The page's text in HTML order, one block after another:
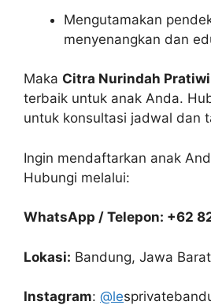
Mengutamakan
menyenangkan dan
Maka Citra Nurindah Pratiwi
terbaik untuk anak Anda.
untuk konsultasi jadwal dan
Ingin mendaftarkan anak
Hubungi melalui:
WhatsApp / Telepon: +62
Lokasi: Bandung, Jawa Barat
Instagram: @le